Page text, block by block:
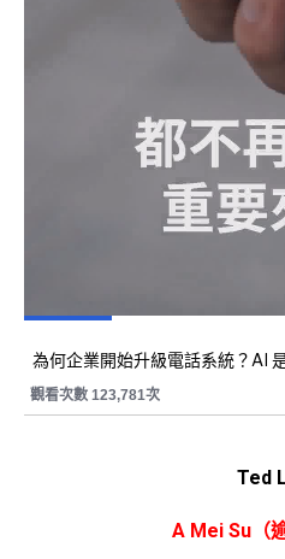
為何企業開始升級電話系統？AI
觀看次數 123,781次
Ted
A Mei Su（